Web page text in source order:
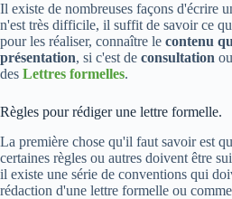
Il existe de nombreuses façons d'écrire
n'est très difficile, il suffit de savoir ce
pour les réaliser, connaître le contenu
présentation, si c'est de consultation
des Lettres formelles.
Règles pour rédiger une lettre formelle.
La première chose qu'il faut savoir est
certaines règles ou autres doivent être
il existe une série de conventions qui
rédaction d'une lettre formelle ou